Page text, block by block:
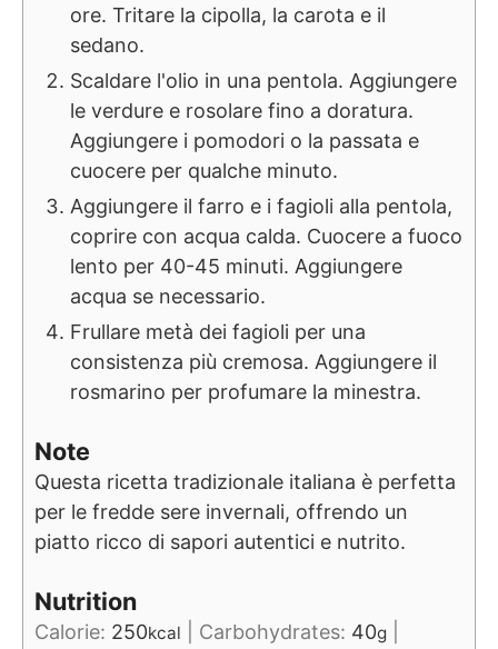
ore. Tritare la cipolla, la carota e il
sedano.
Scaldare l'olio in una pentola. Aggiungere
le verdure e rosolare fino a doratura.
Aggiungere i pomodori o la passata e
cuocere per qualche minuto.
Aggiungere il farro e i fagioli alla pentola,
coprire con acqua calda. Cuocere a fuoco
lento per 40-45 minuti. Aggiungere
acqua se necessario.
Frullare metà dei fagioli per una
consistenza più cremosa. Aggiungere il
rosmarino per profumare la minestra.
Note
Questa ricetta tradizionale italiana è perfetta
per le fredde sere invernali, offrendo un
piatto ricco di sapori autentici e nutrito.
Nutrition
Calorie: 250kcal Carbohydrates: 40g